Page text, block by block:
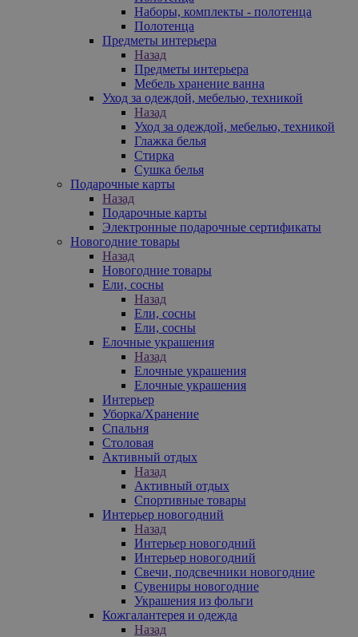
Наборы, комплекты - полотенца
Полотенца
Предметы интерьера
Назад
Предметы интерьера
Мебель хранение ванна
Уход за одеждой, мебелью, техникой
Назад
Уход за одеждой, мебелью, техникой
Глажка белья
Стирка
Сушка белья
Подарочные карты
Назад
Подарочные карты
Электронные подарочные сертификаты
Новогодние товары
Назад
Новогодние товары
Ели, сосны
Назад
Ели, сосны
Ели, сосны
Елочные украшения
Назад
Елочные украшения
Елочные украшения
Интерьер
Уборка/Хранение
Спальня
Столовая
Активный отдых
Назад
Активный отдых
Спортивные товары
Интерьер новогодний
Назад
Интерьер новогодний
Интерьер новогодний
Свечи, подсвечники новогодние
Сувениры новогодние
Украшения из фольги
Кожгалантерея и одежда
Назад